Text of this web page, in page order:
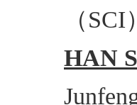
（SCI）
HAN